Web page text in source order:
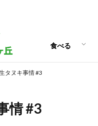
食べる
タヌキ事情 #3
情 #3